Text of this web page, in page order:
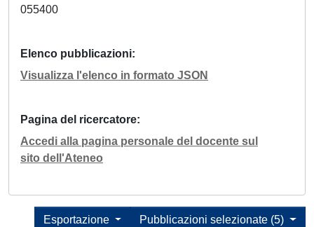
055400
Elenco pubblicazioni
Visualizza l'elenco in formato JSON
Pagina del ricercatore
Accedi alla pagina personale del docente sul
sito dell'Ateneo
Pubblicazioni selezionate (5)
Esportazione